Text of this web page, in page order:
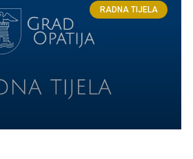
RADNA TIJELA